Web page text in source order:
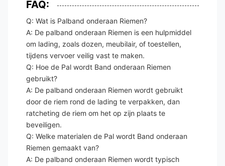
FAQ:
Q: Wat is Palband onderaan Riemen?
A: De palband onderaan Riemen is een hulpmiddel
om lading, zoals dozen, meubilair, of toestellen,
tijdens vervoer veilig vast te maken.
Q: Hoe de Pal wordt Band onderaan Riemen
gebruikt?
A: De palband onderaan Riemen wordt gebruikt
door de riem rond de lading te verpakken, dan
ratcheting de riem om het op zijn plaats te
beveiligen.
Q: Welke materialen de Pal wordt Band onderaan
Riemen gemaakt van?
A: De palband onderaan Riemen wordt typisch